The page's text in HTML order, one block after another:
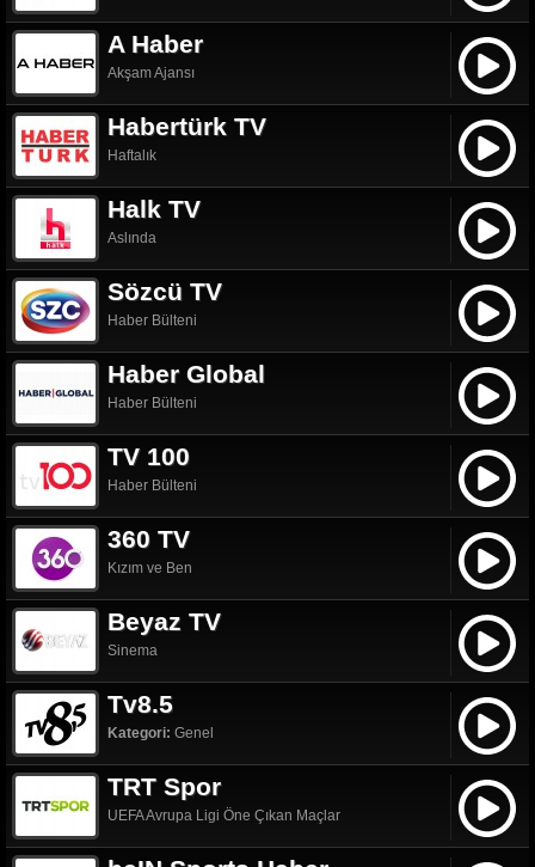
A Haber
Akşam Ajansı
Habertürk TV
Haftalık
Halk TV
Aslında
Sözcü TV
Haber Bülteni
Haber Global
Haber Bülteni
TV 100
Haber Bülteni
360 TV
Kızım ve Ben
Beyaz TV
Sinema
Tv8.5
Kategori: Genel
TRT Spor
UEFA Avrupa Ligi Öne Çıkan Maçlar